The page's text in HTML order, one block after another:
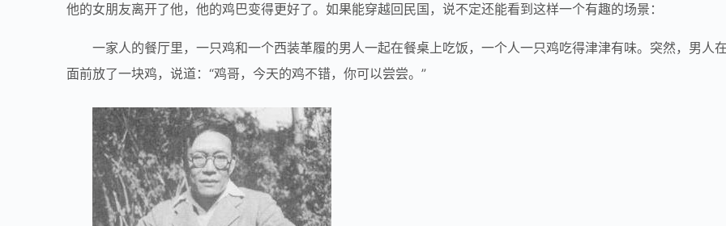
他的女朋友离开了他，他的鸡巴变得更好了。如果能穿越回民国，说不定还能看到这样一个有趣的场景：
一家人的餐厅里，一只鸡和一个西装革履的男人一起在餐桌上吃饭，一个人一只鸡吃得津津有味。突然，男人
面前放了一块鸡，说道：“鸡哥，今天的鸡不错，你可以尝尝。”